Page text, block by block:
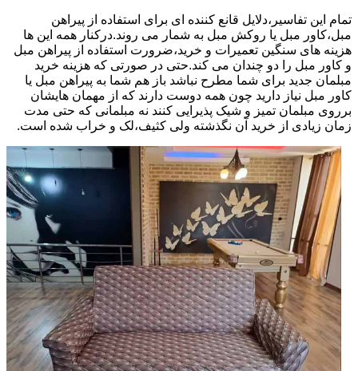
تمام این تفاسیر،دلایل قانع کننده ای برای استفاده از پیراهن
مبل،کاور مبل یا روکش مبل به شمار می روند.درکنار همه این ها
هزینه های سنگین تعمیرات و خرید،ضرورت استفاده از پیراهن مبل
و کاور مبل را دو چندان می کند.حتی در صورتی که هزینه خرید
مبلمان جدید برای شما مطرح نباشد باز هم شما به پیراهن مبل یا
کاور مبل نیاز دارید چون همه دوست دارند که از مهمان هایشان
برروی مبلمان تمیز و شیک پذیرایی کنند نه مبلمانی که حتی مدت
زمان زیادی از خرید آن نگذشته ولی کثیف،لک و خراب شده است.